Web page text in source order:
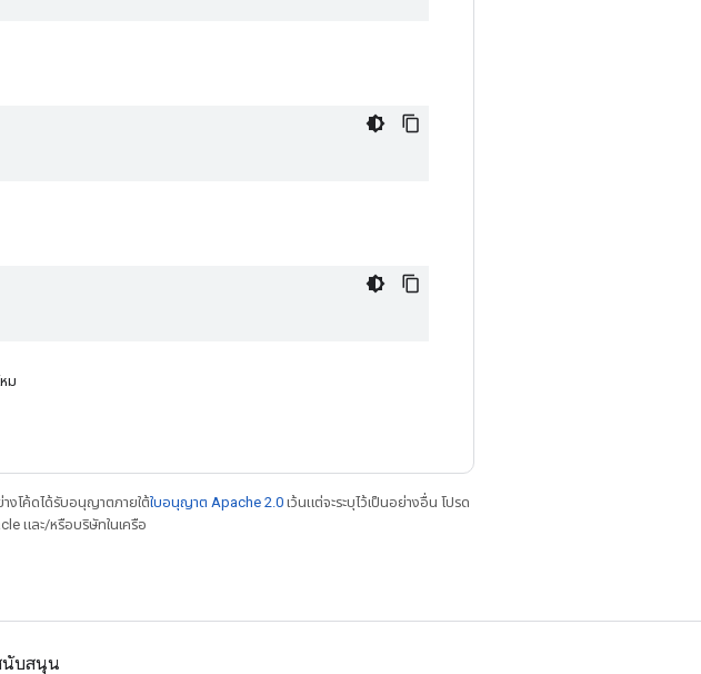
ม
งโค้ดได้รับอนุญาตภายใต้ใบอนุญาต Apache 2.0 เว้นแต่จะระบุไว้เป็นอย่างอื่น โปรด
และ/หรือบริษัทในเครือ
นับสนุน